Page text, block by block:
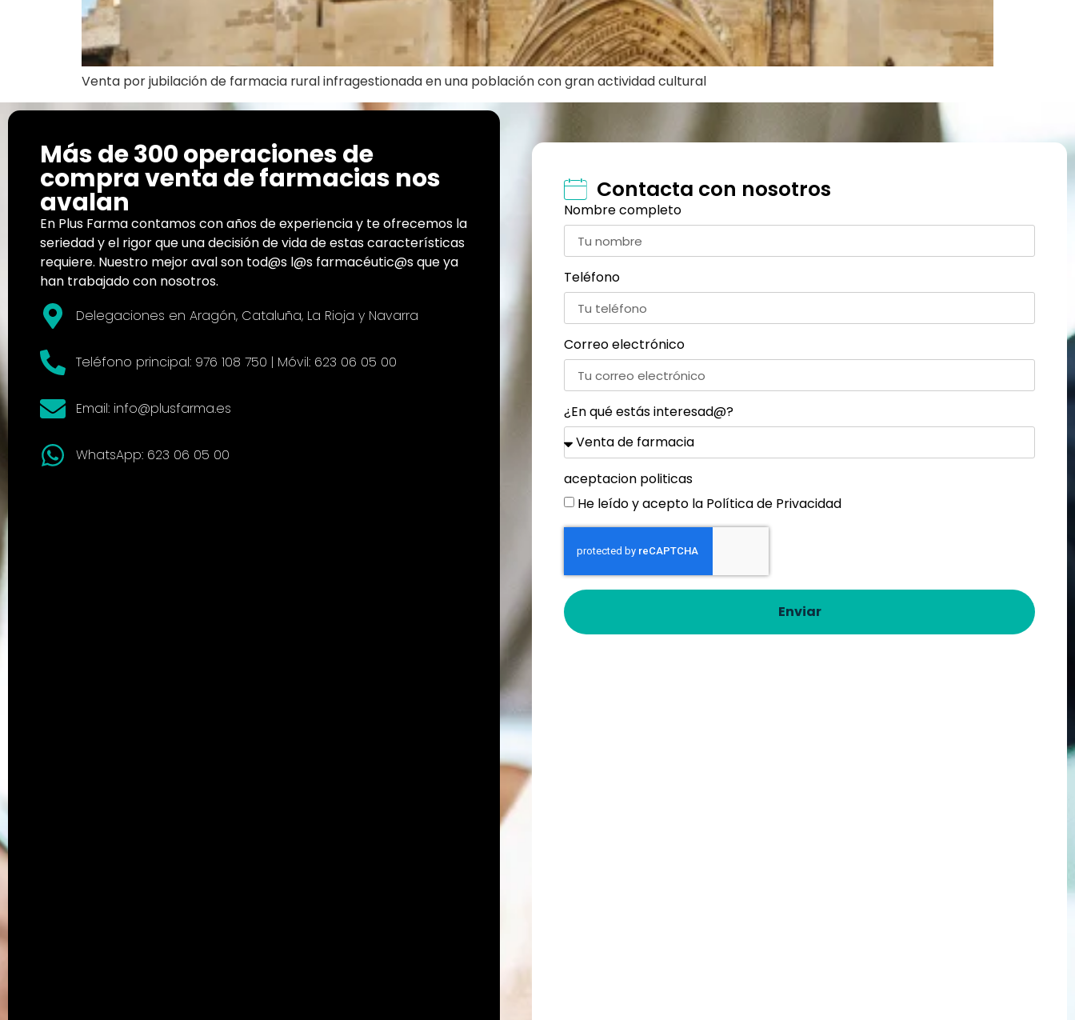
Venta por jubilación de farmacia rural infragestionada en una población con gran actividad cultural
Más de 300 operaciones de
compra venta de farmacias nos
avalan
En Plus Farma contamos con años de experiencia y te ofrecemos la
seriedad y el rigor que una decisión de vida de estas características
requiere. Nuestro mejor aval son tod@s l@s farmacéutic@s que ya
han trabajado con nosotros.
Delegaciones en Aragón, Cataluña, La Rioja y Navarra
Teléfono principal: 976 108 750 | Móvil: 623 06 05 00
Email: info@plusfarma.es
WhatsApp: 623 06 05 00
Contacta con nosotros
Nombre completo
Teléfono
Correo electrónico
¿En qué estás interesad@?
aceptacion politicas
He leído y acepto la Política de Privacidad
Enviar